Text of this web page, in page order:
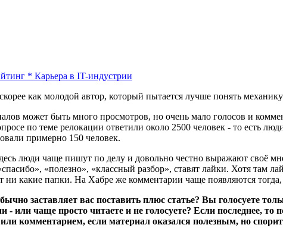
* Карьера в IT-индустрии
как молодой автор, который пытается лучше понять
может быть много просмотров, но очень мало голосов и
по теме релокации ответили около 2500 человек - то есть
примерно 150 человек.
люди чаще пишут по делу и довольно честно выражают своё
«полезно», «классный разбор», ставят лайки. Хотя там
какие папки. На Хабре же комментарии чаще появляются тогда,
заставляет вас поставить плюс статье? Вы голосуете
- или чаще просто читаете и не голосуете? Если
комментарием, если материал оказался полезным, но